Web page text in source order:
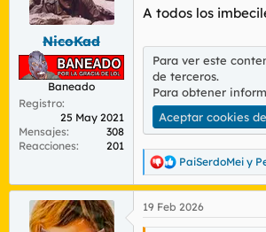
d
o
d
e
t
m
a
e
i
n
i
c
NicoKad
Baneado
Registro
25 May 2021
Mensajes
308
Reacciones
201
A todos los
Para ver este
de terceros.
Para obtener
Aceptar cookies
R
e
a
c
c
PaiSerdoMei y
19 Feb 2026